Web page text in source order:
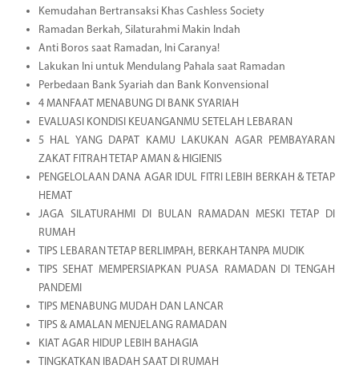
Kemudahan Bertransaksi Khas Cashless Society
Ramadan Berkah, Silaturahmi Makin Indah
Anti Boros saat Ramadan, Ini Caranya!
Lakukan Ini untuk Mendulang Pahala saat Ramadan
Perbedaan Bank Syariah dan Bank Konvensional
4 MANFAAT MENABUNG DI BANK SYARIAH
EVALUASI KONDISI KEUANGANMU SETELAH LEBARAN
5 HAL YANG DAPAT KAMU LAKUKAN AGAR PEMBAYARAN
ZAKAT FITRAH TETAP AMAN & HIGIENIS
PENGELOLAAN DANA AGAR IDUL FITRI LEBIH BERKAH & TETAP
HEMAT
JAGA SILATURAHMI DI BULAN RAMADAN MESKI TETAP DI
RUMAH
TIPS LEBARAN TETAP BERLIMPAH, BERKAH TANPA MUDIK
TIPS SEHAT MEMPERSIAPKAN PUASA RAMADAN DI TENGAH
PANDEMI
TIPS MENABUNG MUDAH DAN LANCAR
TIPS & AMALAN MENJELANG RAMADAN
KIAT AGAR HIDUP LEBIH BAHAGIA
TINGKATKAN IBADAH SAAT DI RUMAH